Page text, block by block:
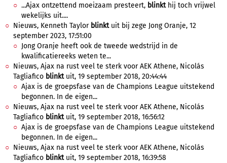
...Ajax ontzettend moeizaam presteert, blinkthij toch vrijwel
wekelijks uit....
Nieuws, Kenneth Taylor blinktuit bij zege Jong Oranje, 12
september 2023, 17:51:00
Jong Oranje heeft ook de tweede wedstrijd in de
kwalificatiereeks weten te...
Nieuws, Ajax na rust veel te sterk voor AEK Athene, Nicolás
Tagliafico blinktuit, 19 september 2018, 20:44:44
Ajax is de groepsfase van de Champions League uitstekend
begonnen. In de eigen...
Nieuws, Ajax na rust veel te sterk voor AEK Athene, Nicolás
Tagliafico blinktuit, 19 september 2018, 16:56:12
Ajax is de groepsfase van de Champions League uitstekend
begonnen. In de eigen...
Nieuws, Ajax na rust veel te sterk voor AEK Athene, Nicolás
Tagliafico blinktuit, 19 september 2018, 16:39:58